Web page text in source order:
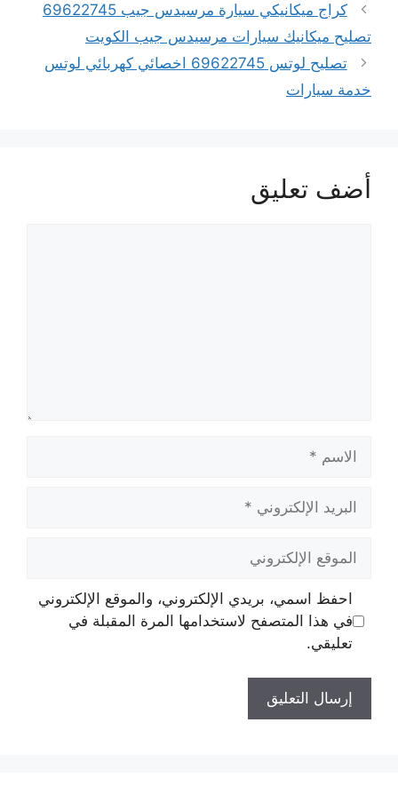
كراج ميكانيكي سيارة مرسيدس جيب 69622745
تصليح ميكانيك سيارات مرسيدس جيب الكويت
تصليح لوتس 69622745 اخصائي كهربائي لوتس
خدمة سيارات
أضف تعليق
الاسم
البريد
الإلكتروني
الموقع
الإلكتروني
احفظ اسمي، بريدي الإلكتروني، والموقع الإلكتروني
في هذا المتصفح لاستخدامها المرة المقبلة في
تعليقي.